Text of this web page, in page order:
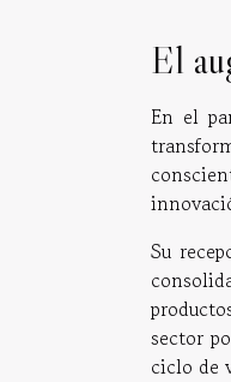
El
En el
Su
sector
ciclo de